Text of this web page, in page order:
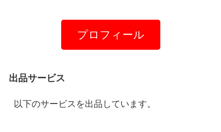
プロフィール
出品サービス
以下のサービスを出品しています。